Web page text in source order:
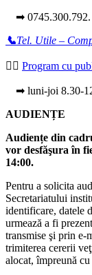
➡ 0745.300.792.
📞Tel. Utile –
👩‍⚕️ Program cu
➡ luni-joi 8.30-
AUDIENȚE
Audiențe din
vor desfăşura în
14:00.
Pentru a solicita
Secretariatului
identificare, datele
urmează a fi
transmise şi prin e-
trimiterea cererii
alocat, împreună